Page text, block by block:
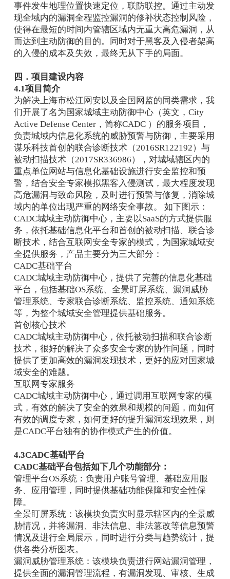
事件发生地理位置快速定位，联防联控。通过主动发
现全域内的漏洞全程监控漏洞的修补状态控制风险，
使得在最短的时间内管辖区域内无重大高危漏洞，从
而达到主动防御的目的。同时对于黑客及入侵者架高
的入侵的成本及失效，最终无从下手的局面。
四．项目建设内容
4.1项目简介
为解决上海市松江网安以及全国网监的同类需求，我
们开展了名为国家城域主动防御中心（英文，City
Active Defense Center，简称CADC ）的服务项目，
负责城域内信息化系统的威胁预警与防御，主要采用
谋乐科技首创的联合诊断技术（2016SR122192）与
被动扫描技术（2017SR336986），对城域辖区内的
重点单位网站与信息化基础设施进行安全监控和预
警，结合安全专家模拟黑客入侵测试，最大程度发现
高危漏洞与致命风险，及时进行预警与修复，消除城
域内的单位出现严重的网络安全事故。 如下图示：
CADC城域主动防御中心，主要以SaaS的方式提供服
务，依托基础信息化平台和首创的被动扫描、联合诊
断技术，结合互联网安全专家的模式，为国家城域安
全提供服务，产品主要分为三大部分：
CADC基础平台
CADC城域主动防御中心，提供了完善的信息化基础
平台，包括基础OS系统、全景盯屏系统、漏洞威胁
管理系统、专家联合诊断系统、监控系统、通知系统
等，为整个城域安全管理提供基础服务。
首创核心技术
CADC城域主动防御中心，依托被动扫描和联合诊断
技术，很好的解决了众多安全专家的协作问题，同时
提供了更加高效的漏洞发现技术，更好的应对国家城
域安全的难题。
互联网专家服务
CADC城域主动防御中心，通过调用互联网专家的模
式，有效的解决了安全的效果和规模的问题，而如何
有效的调度专家，如何更好的提升漏洞发现效果，则
是CADC平台独有的协作模式产生的价值。
4.3CADC基础平台
CADC基础平台包括如下几个功能部分：
管理平台OS系统：负责用户账号管理、基础应用服
务、应用管理，同时提供基础功能保障和安全性保
障。
全景盯屏系统：该模块负责实时显示辖区内的全景威
胁情况，并将漏洞、非法信息、非法篡改等信息预警
情况及进行全局展示，同时进行分类与趋势统计，提
供各类分析图表。
漏洞威胁管理系统：该模块负责进行网站漏洞管理，
提供全面的漏洞管理流程，有漏洞发现、审核、生成